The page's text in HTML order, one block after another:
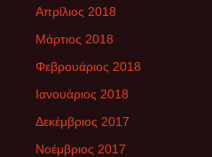
Απρίλιος 2018
Μάρτιος 2018
Φεβρουάριος 2018
Ιανουάριος 2018
Δεκέμβριος 2017
Νοέμβριος 2017